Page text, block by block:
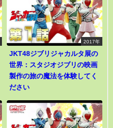
2017年
JKT48ジブリジャカルタ展の
世界：スタジオジブリの映画
製作の旅の魔法を体験してく
ださい